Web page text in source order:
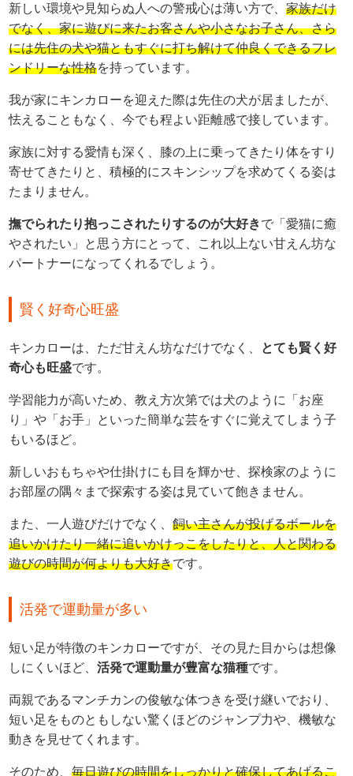
新しい環境や見知らぬ人への警戒心は薄い方で、家族だけ
でなく、家に遊びに来たお客さんや小さなお子さん、さら
には先住の犬や猫ともすぐに打ち解けて仲良くできるフレ
ンドリーな性格を持っています。
我が家にキンカローを迎えた際は先住の犬が居ましたが、
怯えることもなく、今でも程よい距離感で接しています。
家族に対する愛情も深く、膝の上に乗ってきたり体をすり
寄せてきたりと、積極的にスキンシップを求めてくる姿は
たまりません。
撫でられたり抱っこされたりするのが大好きで「愛猫に癒
やされたい」と思う方にとって、これ以上ない甘えん坊な
パートナーになってくれるでしょう。
賢く好奇心旺盛
キンカローは、ただ甘えん坊なだけでなく、
とても賢く好
奇心も旺盛です。
学習能力が高いため、教え方次第では犬のように「お座
り」や「お手」といった簡単な芸をすぐに覚えてしまう子
もいるほど。
新しいおもちゃや仕掛けにも目を輝かせ、探検家のように
お部屋の隅々まで探索する姿は見ていて飽きません。
また、一人遊びだけでなく、飼い主さんが投げるボールを
追いかけたり一緒に追いかけっこをしたりと、人と関わる
遊びの時間が何よりも大好きです。
活発で運動量が多い
短い足が特徴のキンカローですが、その見た目からは想像
しにくいほど、活発で運動量が豊富な猫種です。
両親であるマンチカンの俊敏な体つきを受け継いでおり、
短い足をものともしない驚くほどのジャンプ力や、機敏な
動きを見せてくれます。
そのため、毎日遊びの時間をしっかりと確保してあげるこ